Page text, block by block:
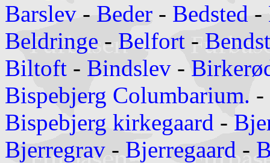
Barslev - Beder - Bedsted -
Beldringe - Belfort -
Biltoft - Bindslev -
Bispebjerg Columbarium. -
Bispebjerg kirkegaard -
Bjerregrav - Bjerregaard -